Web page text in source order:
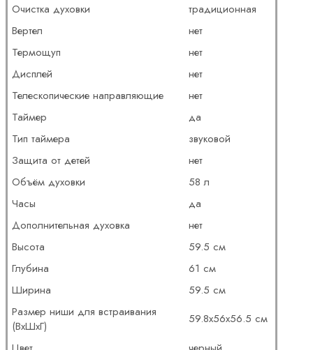
Очистка духовки
традиционная
Вертел
нет
Термощуп
нет
Дисплей
нет
Телескопические направляющие
нет
Таймер
да
Тип таймера
звуковой
Защита от детей
нет
Объём духовки
58 л
Часы
да
Дополнительная духовка
нет
Высота
59.5 см
Глубина
61 см
Ширина
59.5 см
Размер ниши для встраивания
(ВхШхГ)
59.8x56x56.5 см